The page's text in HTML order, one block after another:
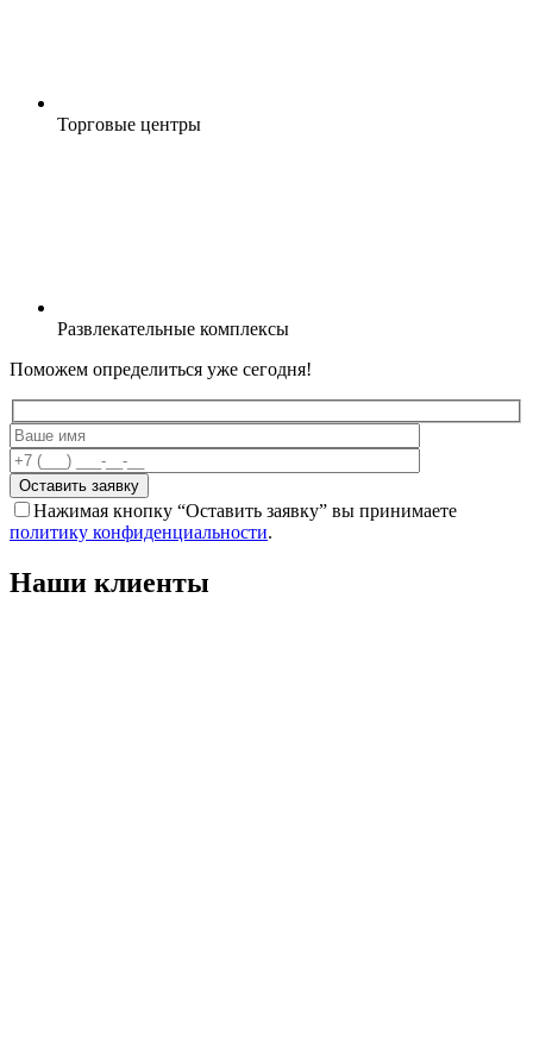
Торговые центры
Развлекательные комплексы
Поможем определиться уже сегодня!
Оставить заявку
Нажимая кнопку “Оставить заявку” вы принимаете
политику конфиденциальности.
Наши клиенты